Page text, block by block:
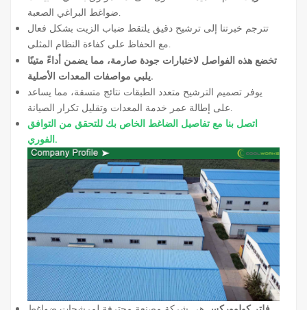
ضواغط البراغي الصعبة.
تترجم خبرتنا إلى ترشيح دقيق يلتقط ضباب الزيت بشكل فعال
مع الحفاظ على كفاءة النظام المثلى.
تخضع هذه الفواصل لاختبارات جودة صارمة، مما يضمن أداءً متينًا
يلبي مواصفات المعدات الأصلية.
يوفر تصميم الترشيح متعدد الطبقات نتائج متسقة، مما يساعد
على إطالة عمر خدمة المعدات وتقليل تكرار الصيانة.
اتصل بنا مع تفاصيل الضاغط الخاص بك للتحقق من التوافق
الفوري.